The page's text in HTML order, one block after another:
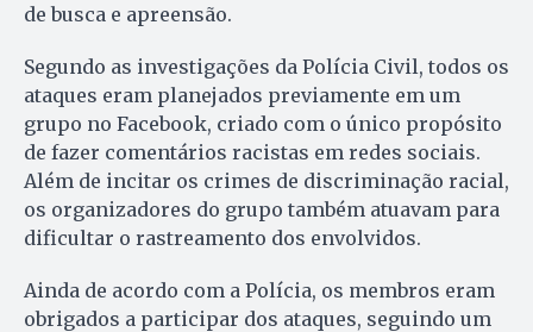
de busca e apreensão.
Segundo as investigações da Polícia Civil, todos os
ataques eram planejados previamente em um
grupo no Facebook, criado com o único propósito
de fazer comentários racistas em redes sociais.
Além de incitar os crimes de discriminação racial,
os organizadores do grupo também atuavam para
dificultar o rastreamento dos envolvidos.
Ainda de acordo com a Polícia, os membros eram
obrigados a participar dos ataques, seguindo um